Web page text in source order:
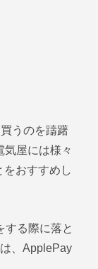
うのを躊躇
屋には様々
おすすめし
する際に落と
、ApplePay